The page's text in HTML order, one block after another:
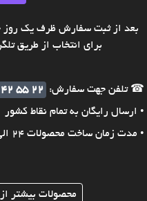
بعد از ثبت سفارش ظرف یک روز
برای انتخاب از طریق
☎ تلفن جهت سفارش:
55 22
• ارسال رایگان به تمام نقاط کشور
• مدت زمان ساخت محصولات 24 الی 72 ساعت می‌باشد.
محصولات بیشتر از